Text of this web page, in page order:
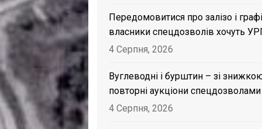
Передомовитися про залізо і
власники спецдозволів хочуть
4 Серпня, 2026
Вуглеводні і бурштин – зі
повторні аукціони спецдозволами
4 Серпня, 2026